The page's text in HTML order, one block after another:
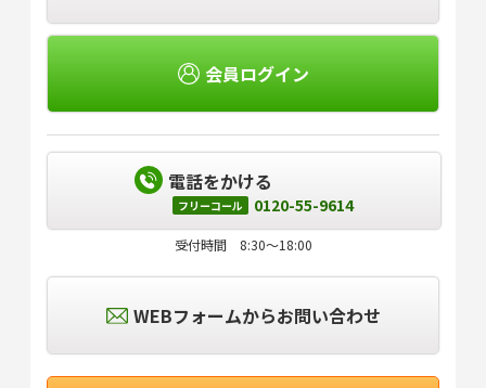
WEBフォームからお問い合わせ
電話をかける
フリーコール 0120-55-9614
受付時間 8:30～18:00
会員ログイン